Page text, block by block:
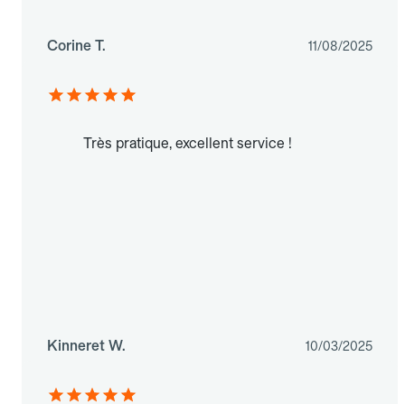
Corine T. 11/08/2025
Très pratique, excellent service !
Kinneret W. 10/03/2025